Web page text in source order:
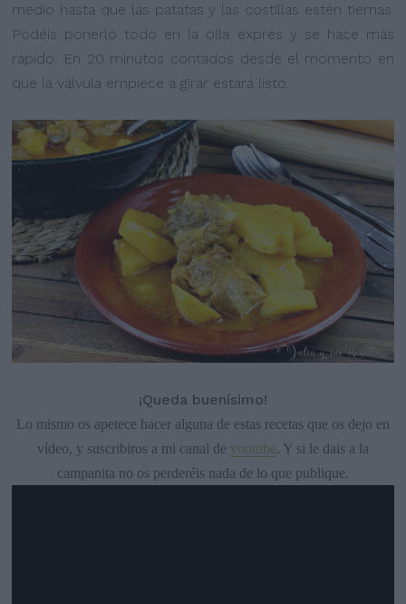
medio hasta que las patatas y las costillas estén tiernas.
Podéis ponerlo todo en la olla exprés y se hace más
rápido. En 20 minutos contados desde el momento en
que la válvula empiece a girar estará listo.
¡Queda buenísimo!
Lo mismo os apetece hacer alguna de estas recetas que os dejo en
vídeo, y suscribiros a mi canal de youtube. Y si le dais a la
campanita no os perderéis nada de lo que publique.